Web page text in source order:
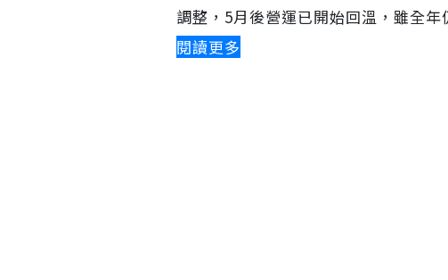
調整，5月後營運已開始回溫，雖全年
閱讀更多